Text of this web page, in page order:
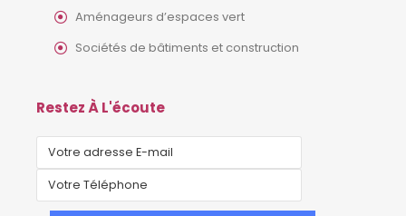
Aménageurs d’espaces vert
Sociétés de bâtiments et construction
Restez À L'écoute